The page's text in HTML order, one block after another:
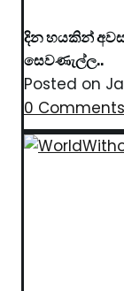
දින හයකින්
සෙවණැල්ල..
Posted on
0 Comments